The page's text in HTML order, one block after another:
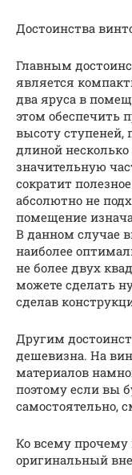
Достоинства
Главным
является
два яруса в
этом обеспечить
высоту ступеней,
длиной
значительную
сократит
абсолютно не
помещение
В данном случае
наиболее
не более двух
можете сделать
сделав
Другим
дешевизна. На
материалов
поэтому если вы
самостоятельно,
Ко всему прочему
оригинальный